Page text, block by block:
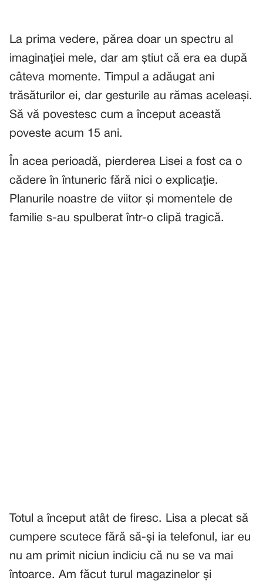
La prima vedere, părea doar un spectru al
imaginației mele, dar am știut că era ea după
câteva momente. Timpul a adăugat ani
trăsăturilor ei, dar gesturile au rămas aceleași.
Să vă povestesc cum a început această
poveste acum 15 ani.
În acea perioadă, pierderea Lisei a fost ca o
cădere în întuneric fără nici o explicație.
Planurile noastre de viitor și momentele de
familie s-au spulberat într-o clipă tragică.
Totul a început atât de firesc. Lisa a plecat să
cumpere scutece fără să-și ia telefonul, iar eu
nu am primit niciun indiciu că nu se va mai
întoarce. Am făcut turul magazinelor și